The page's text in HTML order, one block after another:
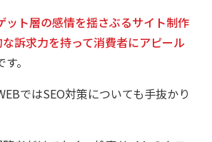
ット層の感情を揺さぶるサイト制作
訴求力を持って消費者にアピール
す。
ではSEO対策についても手抜かり